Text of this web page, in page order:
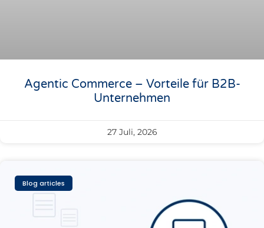
Agentic Commerce – Vorteile für B2B-
Unternehmen
27 Juli, 2026
Blog articles